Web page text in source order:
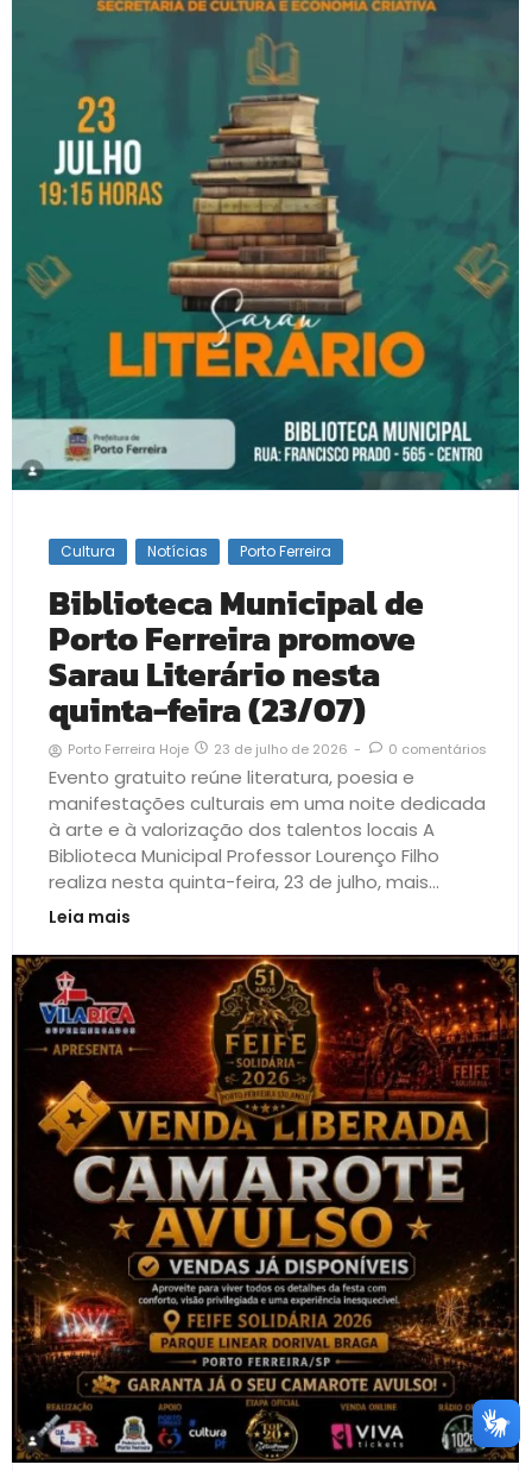
Cultura Notícias Porto Ferreira
Biblioteca Municipal de
Porto Ferreira promove
Sarau Literário nesta
quinta-feira (23/07)
Porto Ferreira Hoje 23 de julho de 2026 - 0 comentários
Evento gratuito reúne literatura, poesia e
manifestações culturais em uma noite dedicada
à arte e à valorização dos talentos locais A
Biblioteca Municipal Professor Lourenço Filho
realiza nesta quinta-feira, 23 de julho, mais...
Leia mais